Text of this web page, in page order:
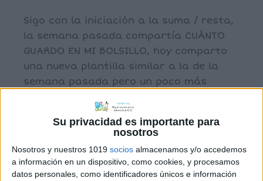
Su privacidad es importante para
nosotros
Nosotros y nuestros 1019 socios almacenamos y/o accedemos
a información en un dispositivo, como cookies, y procesamos
datos personales, como identificadores únicos e información
Sigo con la iniciación a la suma / resta,
la semana pasada compartía CUÁNTO
GUARDO EN MI BOLSILLO, hoy comparto
una nueva plantilla similar a la de la
semana pasada pero un poco más
numérica. Esta plantilla la he visto esta
mañana en Pinterest enlazada a una